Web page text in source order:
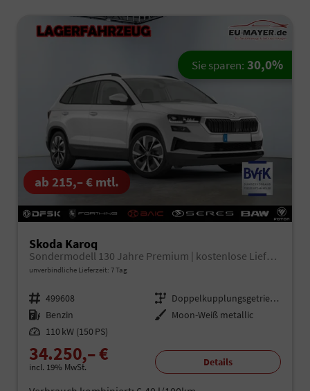
ab 215,– € mtl.
Skoda Karoq
Sondermodell 130 Jahre Premium | kostenlose Lieferung! /sofort verfügbar
unverbindliche Lieferzeit: 7 Tag
Fahrzeugnr. 499608 Getriebe
Doppelkupplungsgetriebe (DSG)
Kraftstoff Benzin Außenfarbe Moon-Weiß metallic
Leistung 110 kW (150 PS)
34.250,– €
incl. 19% MwSt.
Sie sparen: 30,0%
Details